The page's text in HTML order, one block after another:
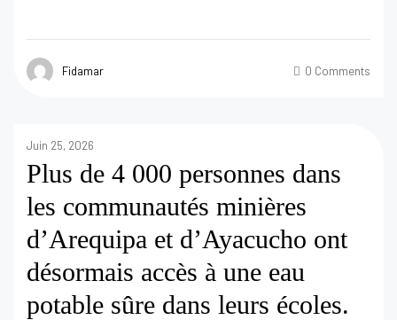
Fidamar 0 Comments
Juin 25, 2026
Plus de 4 000 personnes dans
les communautés minières
d’Arequipa et d’Ayacucho ont
désormais accès à une eau
potable sûre dans leurs écoles.